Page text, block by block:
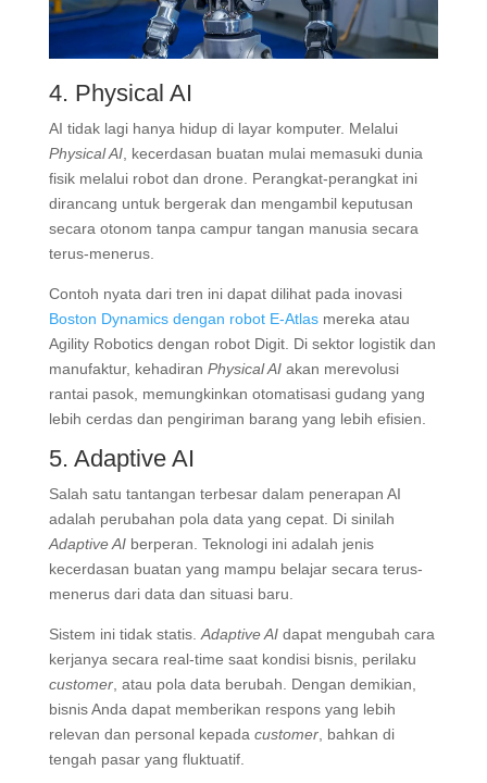
4. Physical AI
AI tidak lagi hanya hidup di layar komputer. Melalui
Physical AI, kecerdasan buatan mulai memasuki dunia
fisik melalui robot dan drone
Perangkat-perangkat ini
dirancang untuk bergerak dan mengambil keputusan
secara otonom tanpa campur tangan manusia secara
terus-menerus.
Contoh nyata dari tren ini dapat dilihat pada inovasi
Boston Dynamicsdengan robot E-Atlasmereka atau
Agility Robotics dengan robot Digit. Di sektor logistik dan
manufaktur, kehadiran Physical AIakan merevolusi
rantai pasok, memungkinkan otomatisasi gudang yang
lebih cerdas dan pengiriman barang yang lebih efisien.
5. Adaptive AI
Salah satu tantangan terbesar dalam penerapan AI
adalah perubahan pola data yang cepat. Di sinilah
Adaptive AIberperan. Teknologi ini adalah jenis
kecerdasan buatan yang mampu belajar secara terus-
menerus dari data dan situasi baru
Sistem ini tidak statis. Adaptive AIdapat mengubah cara
kerjanya secara real-time saat kondisi bisnis, perilaku
customer, atau pola data berubah . Dengan demikian,
bisnis Anda dapat memberikan respons yang lebih
relevan dan personal kepada customer, bahkan di
tengah pasar yang fluktuatif.